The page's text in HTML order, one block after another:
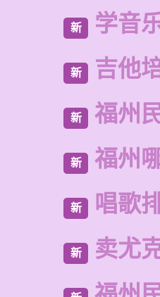
新 学音
新 吉他
新 福州
新 福州
新 唱歌
新 卖尤